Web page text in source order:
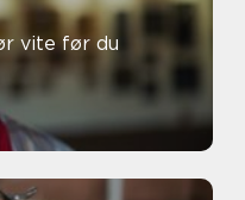
vite før du